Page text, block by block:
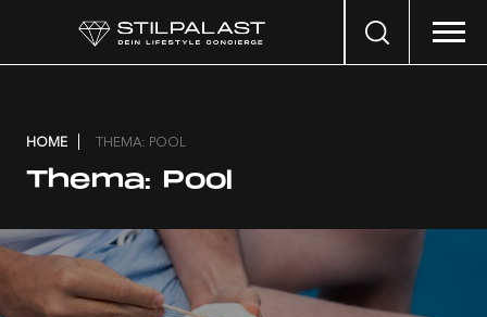
Search
HOME THEMA: POOL
Thema: Pool